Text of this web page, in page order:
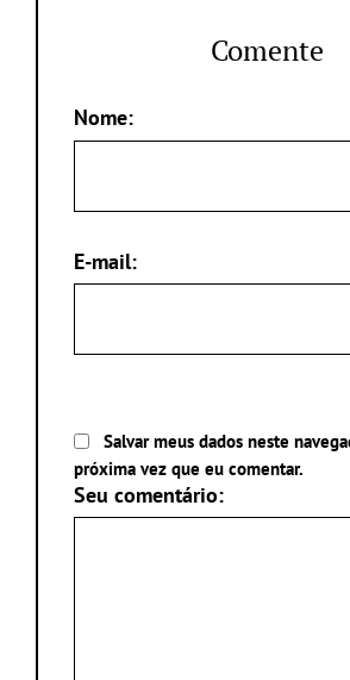
Comente
Nome:
E-mail:
Salvar meus dados neste
próxima vez que eu comentar.
Seu comentário: